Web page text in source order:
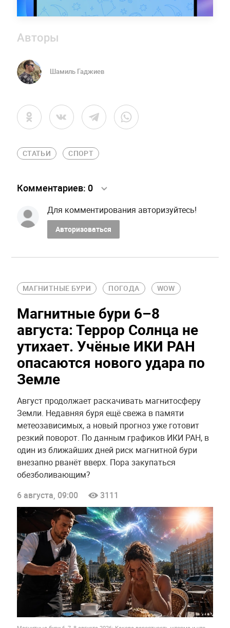
Авторы
Шамиль Гаджиев
СТАТЬИ СПОРТ
Комментариев: 0
Для комментирования авторизуйтесь!
Авторизоваться
МАГНИТНЫЕ БУРИ ПОГОДА WOW
Магнитные бури 6–8
августа: Террор Солнца не
утихает. Учёные ИКИ РАН
опасаются нового удара по
Земле
Август продолжает раскачивать магнитосферу
Земли. Недавняя буря ещё свежа в памяти
метеозависимых, а новый прогноз уже готовит
резкий поворот. По данным графиков ИКИ РАН, в
один из ближайших дней риск магнитной бури
внезапно рванёт вверх. Пора закупаться
обезболивающим?
6 августа, 09:00
3111